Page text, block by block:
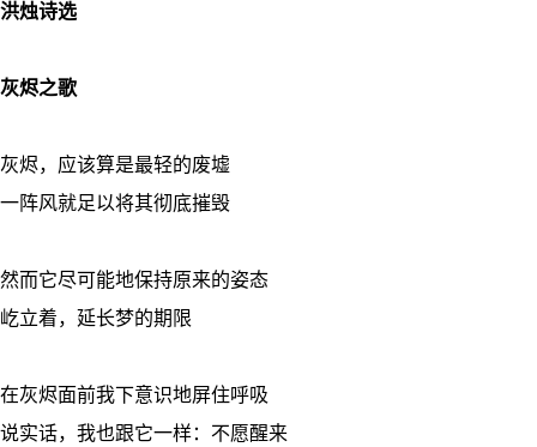
洪烛诗选
灰烬之歌
灰烬，应该算是最轻的废墟
一阵风就足以将其彻底摧毁
然而它尽可能地保持原来的姿态
屹立着，延长梦的期限
在灰烬面前我下意识地屏住呼吸
说实话，我也跟它一样：不愿醒来